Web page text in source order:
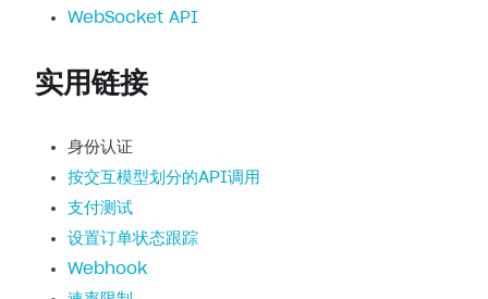
WebSocket API
实用链接
身份认证
按交互模型划分的API调用
支付测试
设置订单状态跟踪
Webhook